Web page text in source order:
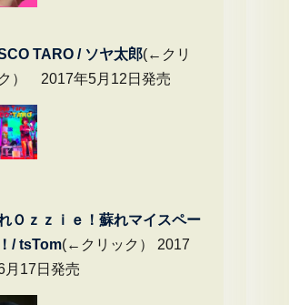
CO TARO / ソヤ太郎(←クリ
） 2017年5月12日発売
Ｏｚｚｉｅ！蘇れマイスペー
/ tsTom(←クリック） 2017
月17日発売